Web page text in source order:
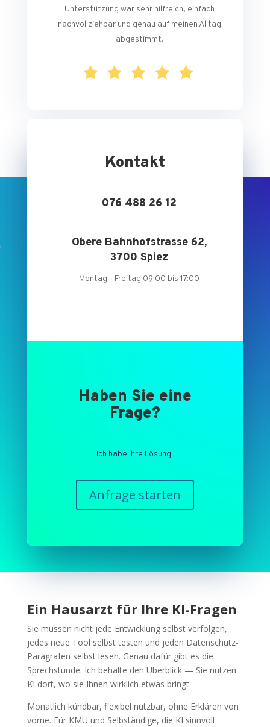
Unterstützung war sehr hilfreich, einfach
nachvollziehbar und genau auf meinen Alltag
abgestimmt.
Kontakt
076 488 26 12
Obere Bahnhofstrasse 62,
3700 Spiez
Montag - Freitag 09:00 bis 17:00
Haben Sie eine
Frage?
Ich habe Ihre Lösung!
Anfrage starten
Ein Hausarzt für Ihre KI-Fragen
Sie müssen nicht jede Entwicklung selbst verfolgen,
jedes neue Tool selbst testen und jeden Datenschutz-
Paragrafen selbst lesen. Genau dafür gibt es die
Sprechstunde. Ich behalte den Überblick — Sie nutzen
KI dort, wo sie Ihnen wirklich etwas bringt.
Monatlich kündbar, flexibel nutzbar, ohne Erklären von
vorne. Für KMU und Selbständige, die KI sinnvoll